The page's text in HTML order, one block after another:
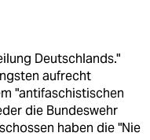
Deutschlands."
aufrecht
"antifaschistischen
die Bundeswehr
haben die "Nie